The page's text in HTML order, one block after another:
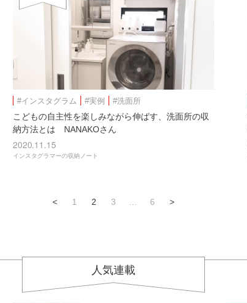
#インスタグラム #実例 #洗面所
こどもの自主性を楽しみながら伸ばす、洗面所の収
納方法とは NANAKOさん
2020.11.15
インスタグラマーの収納ノート
< 1 2 3 6 >
人気連載